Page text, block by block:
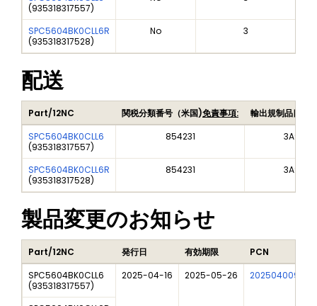
(935318317557)
SPC5604BK0CLL6R
(935318317528)
No 3
配送
Part/12NC 関税分類番号（米国)免責事項:
輸出規制品目番
SPC5604BK0CLL6
(935318317557)
854231
SPC5604BK0CLL6R
(935318317528)
854231
製品変更のお知らせ
Part/12NC 発行日 有効期限 PCN
SPC5604BK0CLL6
(935318317557)
2025-04-16 2025-05-26 202504009I